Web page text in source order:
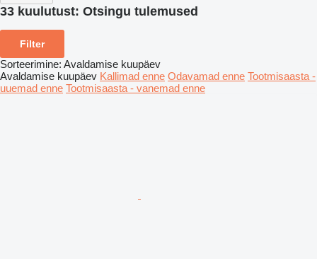
33 kuulutust: Otsingu tulemused
Filter
Sorteerimine: Avaldamise kuupäev
Avaldamise kuupäev Kallimad enne Odavamad enne Tootmisaasta -
uuemad enne Tootmisaasta - vanemad enne